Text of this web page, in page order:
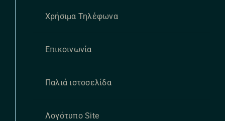
Χρήσιμα Τηλέφωνα
Επικοινωνία
Παλιά ιστοσελίδα
Λογότυπο Site